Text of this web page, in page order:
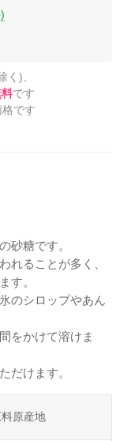
く)、
です
です
砂糖です。
れることが多く、
す。
のシロップやあん
をかけて溶けま
だけます。
原産地